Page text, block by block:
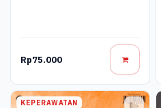
Rp75.000
KEPERAWATAN